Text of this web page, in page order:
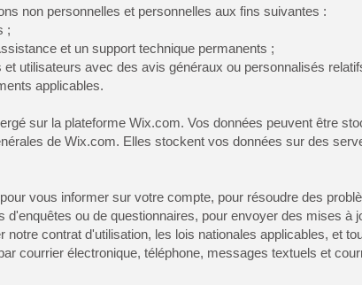
non personnelles et personnelles aux fins suivantes :
;
et un support technique permanents ;
utilisateurs avec des avis généraux ou personnalisés
applicables.
sur la plateforme Wix.com. Vos données peuvent être
de Wix.com. Elles stockent vos données sur des
vous informer sur votre compte, pour résoudre des
d'enquêtes ou de questionnaires, pour envoyer des mises
notre contrat d'utilisation, les lois nationales applicables, et
courrier électronique, téléphone, messages textuels et